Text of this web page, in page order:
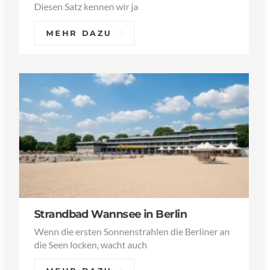
Diesen Satz kennen wir ja
MEHR DAZU
Strandbad Wannsee in Berlin
Wenn die ersten Sonnenstrahlen die Berliner an
die Seen locken, wacht auch